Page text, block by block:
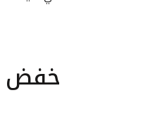
خفض